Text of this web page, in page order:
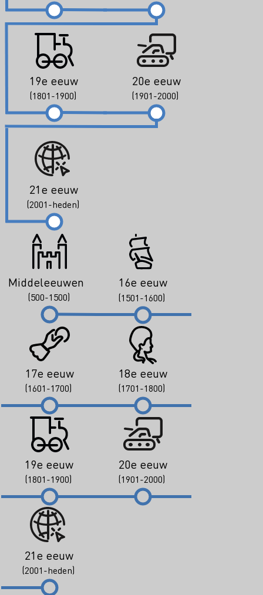
19e eeuw
(1801-1900)
20e eeuw
(1901-2000)
21e eeuw
(2001-heden)
Middeleeuwen
(500-1500)
16e eeuw
(1501-1600)
17e eeuw
(1601-1700)
18e eeuw
(1701-1800)
19e eeuw
(1801-1900)
20e eeuw
(1901-2000)
21e eeuw
(2001-heden)